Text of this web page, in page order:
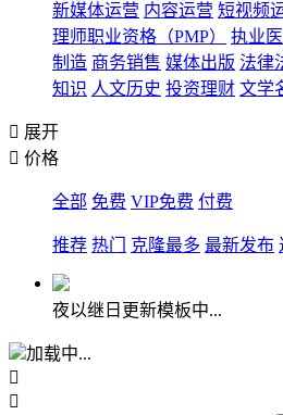
新媒体运营 内容运营 短视频
理师职业资格（PMP）
执业
制造 商务销售 媒体出版 法律
知识 人文历史 投资理财 文学
 展开
 价格
全部 免费 VIP免费 付费
推荐 热门 克隆最多 最新发布
夜以继日更新模板中...
加载中...

